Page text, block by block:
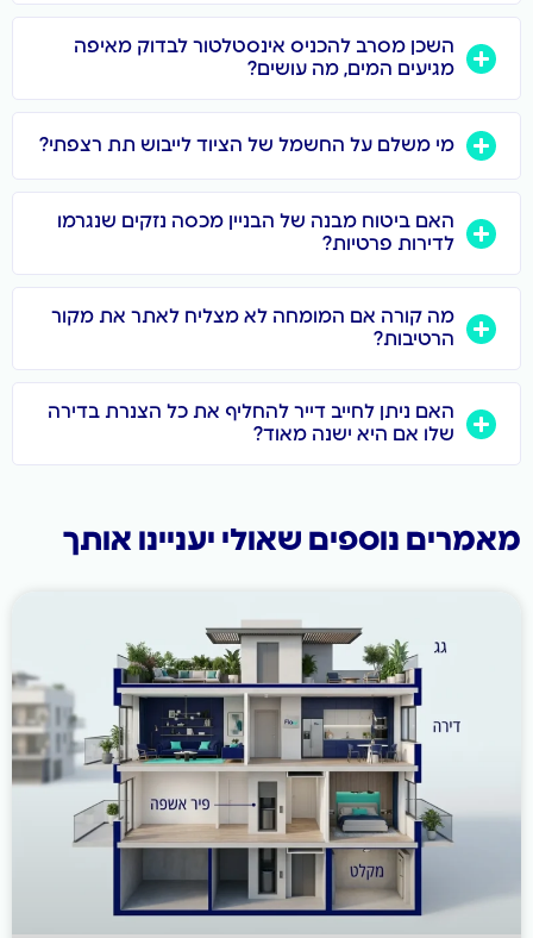
השכן מסרב להכניס אינסטלטור לבדוק מאיפה
מגיעים המים, מה עושים?
מי משלם על החשמל של הציוד לייבוש תת רצפתי?
האם ביטוח מבנה של הבניין מכסה נזקים שנגרמו
לדירות פרטיות?
מה קורה אם המומחה לא מצליח לאתר את מקור
הרטיבות?
האם ניתן לחייב דייר להחליף את כל הצנרת בדירה
שלו אם היא ישנה מאוד?
נוספים שאולי יעניינו אותך